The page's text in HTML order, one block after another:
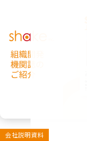
会社説明資料